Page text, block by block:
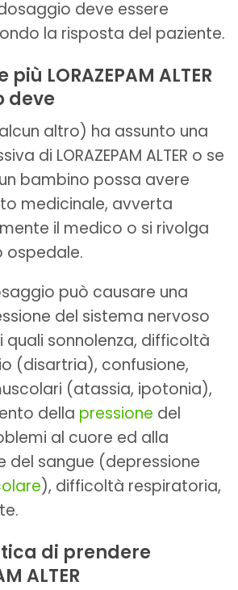
deve essere
la risposta del paziente.
LORAZEPAM ALTER
deve
altro) ha assunto una
di LORAZEPAM ALTER o se
bambino possa avere
medicinale, avverta
il medico o si rivolga
ospedale.
può causare una
del sistema nervoso
quali sonnolenza, difficoltà
(disartria), confusione,
(atassia, ipotonia),
della pressione del
al cuore ed alla
del sangue (depressione
), difficoltà respiratoria,
di prendere
ALTER